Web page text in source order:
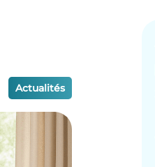
Actualités